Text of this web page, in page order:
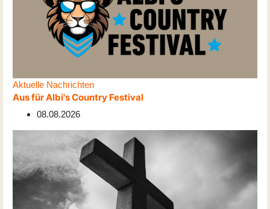
Aktuelle Nachrichten
Aus für Albi's Country Festival
08.08.2026